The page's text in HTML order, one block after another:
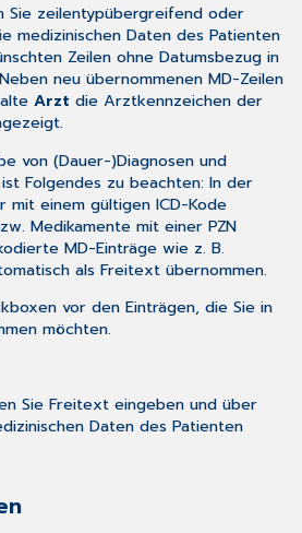
Sie zeilentypübergreifend oder
medizinischen Daten des Patienten
Zeilen ohne Datumsbezug in
neu übernommenen MD-Zeilen
Arzt die Arztkennzeichen der
von (Dauer-)Diagnosen und
Folgendes zu beachten: In der
mit einem gültigen ICD-Kode
Medikamente mit einer PZN
MD-Einträge wie z. B.
als Freitext übernommen.
vor den Einträgen, die Sie in
möchten.
Sie Freitext eingeben und über
Daten des Patienten